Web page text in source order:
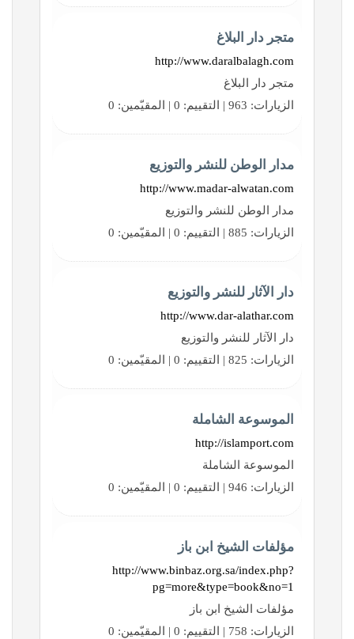
متجر دار البلاغ
http://www.daralbalagh.com
متجر دار البلاغ
الزيارات: 963 | التقييم: 0 | المقيّمين: 0
مدار الوطن للنشر والتوزيع
http://www.madar-alwatan.com
مدار الوطن للنشر والتوزيع
الزيارات: 885 | التقييم: 0 | المقيّمين: 0
دار الآثار للنشر والتوزيع
http://www.dar-alathar.com
دار الآثار للنشر والتوزيع
الزيارات: 825 | التقييم: 0 | المقيّمين: 0
الموسوعة الشاملة
http://islamport.com
الموسوعة الشاملة
الزيارات: 946 | التقييم: 0 | المقيّمين: 0
مؤلفات الشيخ ابن باز
http://www.binbaz.org.sa/index.php?
pg=more&type=book&no=1
مؤلفات الشيخ ابن باز
الزيارات: 758 | التقييم: 0 | المقيّمين: 0